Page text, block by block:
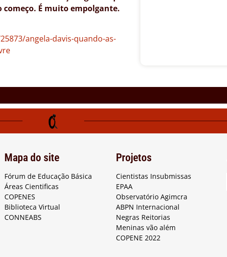
começo. É muito empolgante.
angela-davis-quando-as-
Mapa do site
Fórum de Educação Básica
Áreas Cientificas
COPENES
Biblioteca Virtual
CONNEABS
Projetos
Cientistas Insubmissas
EPAA
Observatório Agimcra
ABPN Internacional
Negras Reitorias
Meninas vão além
COPENE 2022